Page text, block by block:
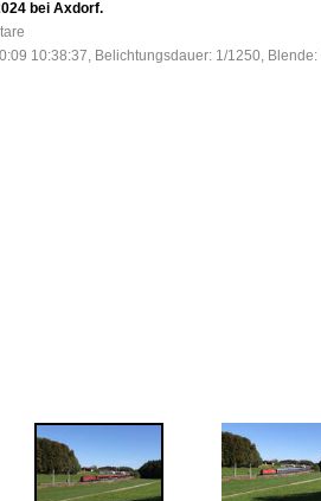
bei Axdorf.
10:38:37, Belichtungsdauer: 1/1250,